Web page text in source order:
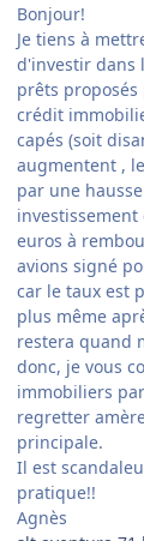
Bonjour!
Je tiens à
d'investir dans
prêts
crédit
capés (soit
augmentent ,
par une
investissement
euros à
avions signé
car le taux est
plus même
restera quand
donc, je vous
immobiliers
regretter
principale.
Il est
pratique!!
Agnès